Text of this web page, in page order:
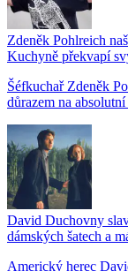
Zdeněk Pohlreich
Kuchyně překvapí
Šéfkuchař Zdeněk
důrazem na
David Duchovny
dámských šatech a
Americký herec